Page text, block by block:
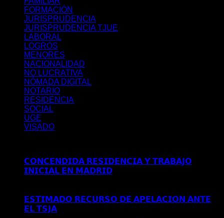
FORMACIÓN
JURISPRUDENCIA
JURISPRUDENCIA TJUE
LABORAL
LOGROS
MENORES
NACIONALIDAD
NO LUCRATIVA
NÓMADA DIGITAL
NOTARIO
RESIDENCIA
SOCIAL
UGE
VISADO
𝗖𝗢𝗡𝗖𝗘𝗡𝗗𝗜𝗗𝗔 𝗥𝗘𝗦𝗜𝗗𝗘𝗡𝗖𝗜𝗔 𝗬 𝗧𝗥𝗔𝗕𝗔𝗝𝗢
𝗜𝗡𝗜𝗖𝗜𝗔𝗟 𝗘𝗡 𝗠𝗔𝗗𝗥𝗜𝗗
𝗘𝗦𝗧𝗜𝗠𝗔𝗗𝗢 𝗥𝗘𝗖𝗨𝗥𝗦𝗢 𝗗𝗘 𝗔𝗣𝗘𝗟𝗔𝗖𝗜𝗢𝗡 𝗔𝗡𝗧𝗘
𝗘𝗟 𝗧𝗦𝗝𝗔